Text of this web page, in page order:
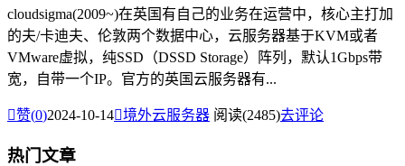
cloudsigma(2009~)在英国有自己的业务在运营中，核心主打加
的夫/卡迪夫、伦敦两个数据中心，云服务器基于KVM或者
VMware虚拟，纯SSD（DSSD Storage）阵列，默认1Gbps带
宽，自带一个IP。官方的英国云服务器有...
赞(0)2024-10-14境外云服务器 阅读(2485)去评论
热门文章